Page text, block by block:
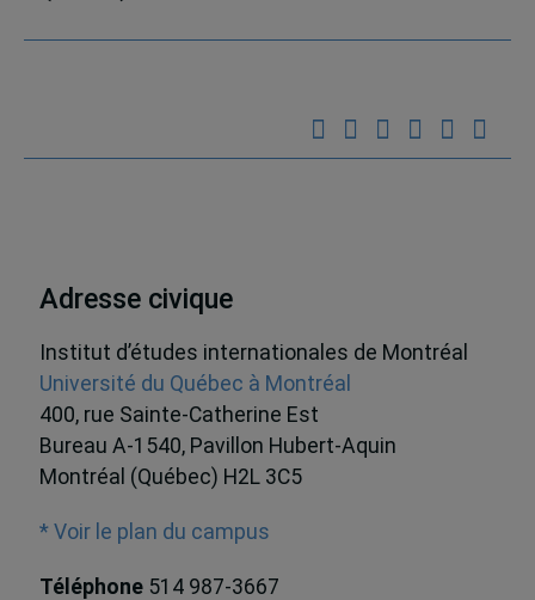
Adresse civique
Institut d’études internationales de Montréal
Université du Québec à Montréal
400, rue Sainte-Catherine Est
Bureau A-1540, Pavillon Hubert-Aquin
Montréal (Québec) H2L 3C5
* Voir le plan du campus
Téléphone 514 987-3667